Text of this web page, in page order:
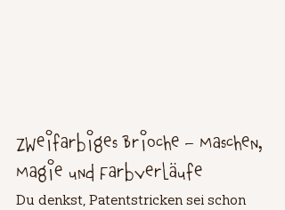
Zweifarbiges Brioche – Maschen,
Magie und Farbverläufe
Du denkst, Patentstricken sei schon